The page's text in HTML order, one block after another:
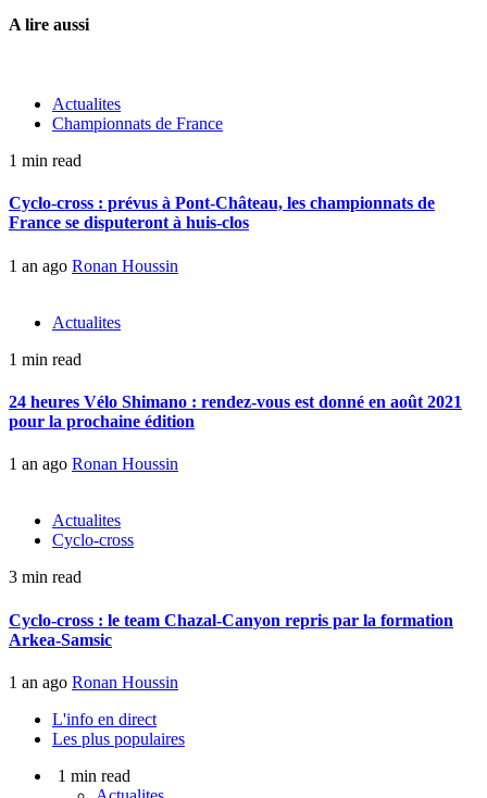
A lire aussi
Actualites
Championnats de France
1 min read
Cyclo-cross : prévus à Pont-Château, les championnats de
France se disputeront à huis-clos
1 an ago Ronan Houssin
Actualites
1 min read
24 heures Vélo Shimano : rendez-vous est donné en août 2021
pour la prochaine édition
1 an ago Ronan Houssin
Actualites
Cyclo-cross
3 min read
Cyclo-cross : le team Chazal-Canyon repris par la formation
Arkea-Samsic
1 an ago Ronan Houssin
L'info en direct
Les plus populaires
1 min read